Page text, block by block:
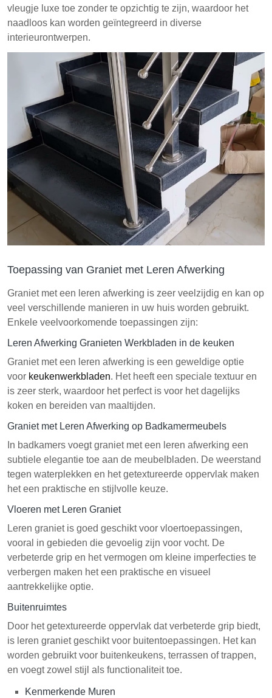
vleugje luxe toe zonder te opzichtig te zijn, waardoor het
naadloos kan worden geïntegreerd in diverse
interieurontwerpen.
Toepassing van Graniet met Leren Afwerking
Graniet met een leren afwerking is zeer veelzijdig en kan op
veel verschillende manieren in uw huis worden gebruikt.
Enkele veelvoorkomende toepassingen zijn:
Leren Afwerking Granieten Werkbladen in de keuken
Graniet met een leren afwerking is een geweldige optie
voor keukenwerkbladen. Het heeft een speciale textuur en
is zeer sterk, waardoor het perfect is voor het dagelijks
koken en bereiden van maaltijden.
Graniet met Leren Afwerking op Badkamermeubels
In badkamers voegt graniet met een leren afwerking een
subtiele elegantie toe aan de meubelbladen. De weerstand
tegen waterplekken en het getextureerde oppervlak maken
het een praktische en stijlvolle keuze.
Vloeren met Leren Graniet
Leren graniet is goed geschikt voor vloertoepassingen,
vooral in gebieden die gevoelig zijn voor vocht. De
verbeterde grip en het vermogen om kleine imperfecties te
verbergen maken het een praktische en visueel
aantrekkelijke optie.
Buitenruimtes
Door het getextureerde oppervlak dat verbeterde grip biedt,
is leren graniet geschikt voor buitentoepassingen. Het kan
worden gebruikt voor buitenkeukens, terrassen of trappen,
en voegt zowel stijl als functionaliteit toe.
Kenmerkende Muren